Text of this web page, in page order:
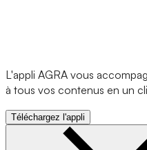
L'appli AGRA vous
à tous vos contenus en un
Téléchargez l'appli